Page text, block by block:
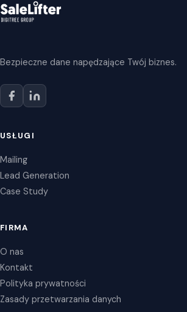
Bezpieczne dane napędzające Twój biznes.
USŁUGI
Mailing
Lead Generation
Case Study
FIRMA
O nas
Kontakt
Polityka prywatności
Zasady przetwarzania danych